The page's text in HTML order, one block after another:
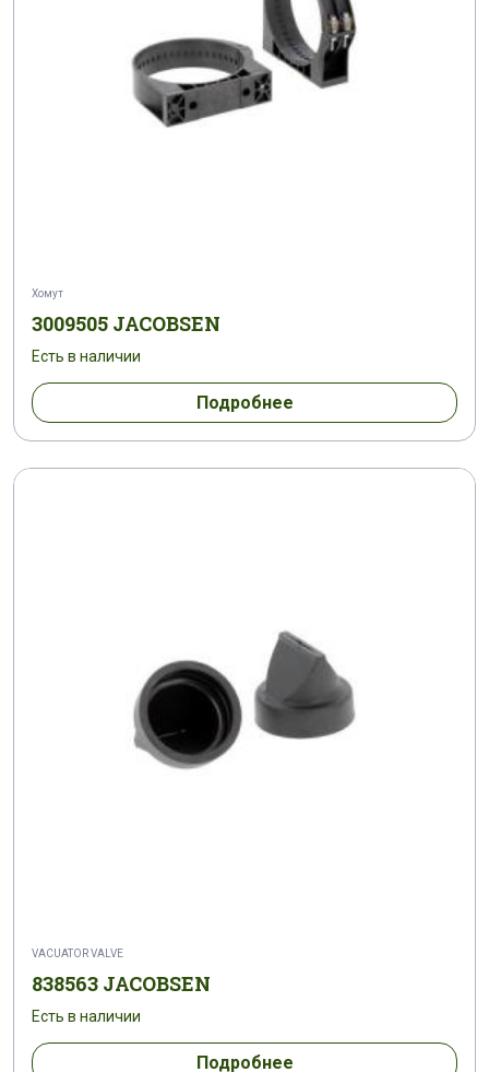
Хомут
3009505 JACOBSEN
Есть в наличии
Подробнее
VACUATOR VALVE
838563 JACOBSEN
Есть в наличии
Подробнее